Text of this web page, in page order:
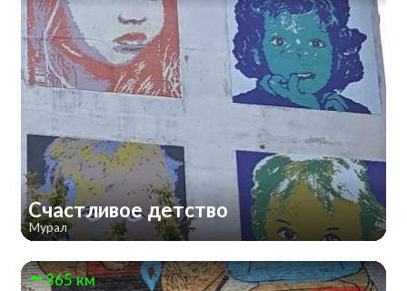
Счастливое детство
Мурал
365 км